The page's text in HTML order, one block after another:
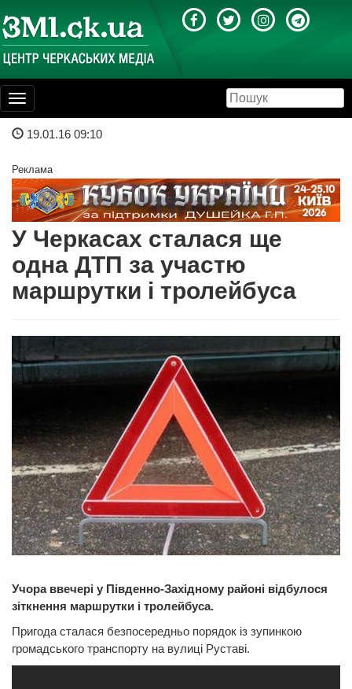
Toggle
navigation
19.01.16 09:10
Реклама
У Черкасах сталася ще
одна ДТП за участю
маршрутки і тролейбуса
Учора ввечері у Південно-Західному районі відбулося
зіткнення маршрутки і тролейбуса.
Пригода сталася безпосередньо порядок із зупинкою
громадського транспорту на вулиці Руставі.